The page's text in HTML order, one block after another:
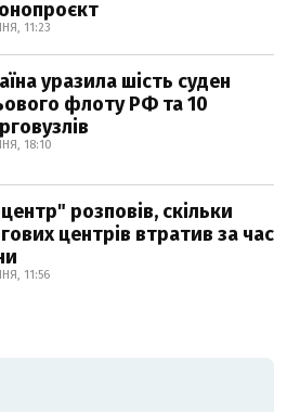
11:23
уразила шість суден
флоту РФ та 10
18:10
розповів, скільки
центрів втратив за час
11:56